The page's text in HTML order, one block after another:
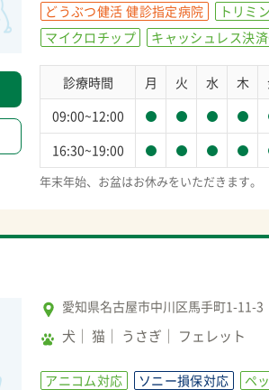
どうぶつ健活 健診指定病院
トリミ
マイクロチップ
キャッシュレス決
診療時間 月 火 水 木
09:00~12:00
16:30~19:00
年末年始、お盆はお休みをいただきます。
愛知県名古屋市中川区馬手町1-11-3
犬 猫 うさぎ フェレット
アニコム対応 ソニー損保対応
ペ